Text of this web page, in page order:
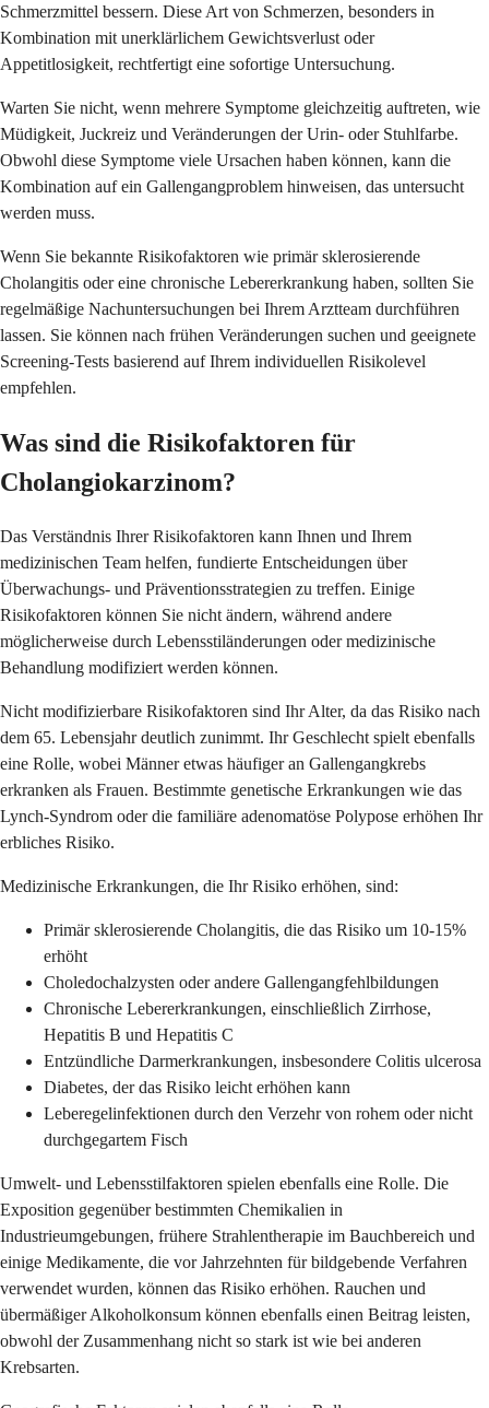
Schmerzmittel bessern. Diese Art von Schmerzen, besonders in
Kombination mit unerklärlichem Gewichtsverlust oder
Appetitlosigkeit, rechtfertigt eine sofortige Untersuchung.
Warten Sie nicht, wenn mehrere Symptome gleichzeitig auftreten, wie
Müdigkeit, Juckreiz und Veränderungen der Urin- oder Stuhlfarbe.
Obwohl diese Symptome viele Ursachen haben können, kann die
Kombination auf ein Gallengangproblem hinweisen, das untersucht
werden muss.
Wenn Sie bekannte Risikofaktoren wie primär sklerosierende
Cholangitis oder eine chronische Lebererkrankung haben, sollten Sie
regelmäßige Nachuntersuchungen bei Ihrem Arztteam durchführen
lassen. Sie können nach frühen Veränderungen suchen und geeignete
Screening-Tests basierend auf Ihrem individuellen Risikolevel
empfehlen.
Was sind die Risikofaktoren für
Cholangiokarzinom?
Das Verständnis Ihrer Risikofaktoren kann Ihnen und Ihrem
medizinischen Team helfen, fundierte Entscheidungen über
Überwachungs- und Präventionsstrategien zu treffen. Einige
Risikofaktoren können Sie nicht ändern, während andere
möglicherweise durch Lebensstiländerungen oder medizinische
Behandlung modifiziert werden können.
Nicht modifizierbare Risikofaktoren sind Ihr Alter, da das Risiko nach
dem 65. Lebensjahr deutlich zunimmt. Ihr Geschlecht spielt ebenfalls
eine Rolle, wobei Männer etwas häufiger an Gallengangkrebs
erkranken als Frauen. Bestimmte genetische Erkrankungen wie das
Lynch-Syndrom oder die familiäre adenomatöse Polypose erhöhen Ihr
erbliches Risiko.
Medizinische Erkrankungen, die Ihr Risiko erhöhen, sind:
Primär sklerosierende Cholangitis, die das Risiko um 10-15%
erhöht
Choledochalzysten oder andere Gallengangfehlbildungen
Chronische Lebererkrankungen, einschließlich Zirrhose,
Hepatitis B und Hepatitis C
Entzündliche Darmerkrankungen, insbesondere Colitis ulcerosa
Diabetes, der das Risiko leicht erhöhen kann
Leberegelinfektionen durch den Verzehr von rohem oder nicht
durchgegartem Fisch
Umwelt- und Lebensstilfaktoren spielen ebenfalls eine Rolle. Die
Exposition gegenüber bestimmten Chemikalien in
Industrieumgebungen, frühere Strahlentherapie im Bauchbereich und
einige Medikamente, die vor Jahrzehnten für bildgebende Verfahren
verwendet wurden, können das Risiko erhöhen. Rauchen und
übermäßiger Alkoholkonsum können ebenfalls einen Beitrag leisten,
obwohl der Zusammenhang nicht so stark ist wie bei anderen
Krebsarten.